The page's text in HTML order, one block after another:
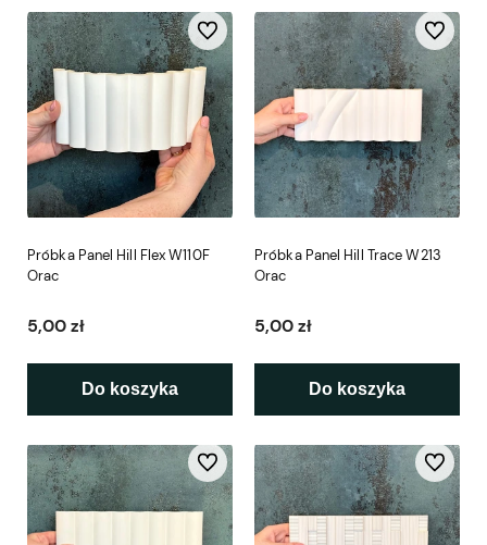
Próbka Panel Hill Flex W110F
Orac
5,00 zł
Do koszyka
Do ulubionych
Próbka Panel Hill Trace W213
Orac
5,00 zł
Do koszyka
Do
Do ulubionych Do